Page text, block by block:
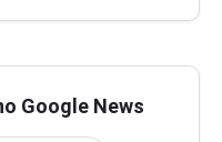
Google News